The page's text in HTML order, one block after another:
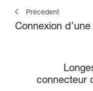
Précédent
Connexion
connecteur